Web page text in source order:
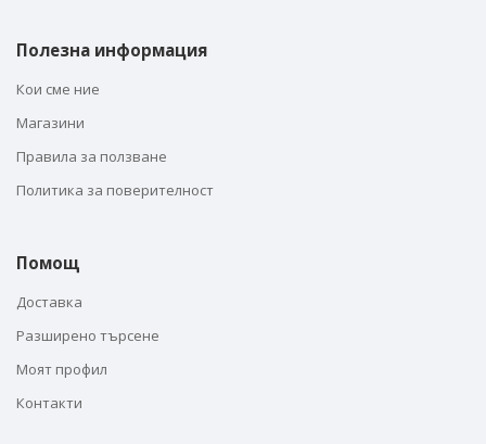
Полезна информация
Кои сме ние
Магазини
Правила за ползване
Политика за поверителност
Помощ
Доставка
Разширено търсене
Моят профил
Контакти